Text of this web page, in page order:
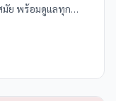
มัย พร้อมดูแลทุก